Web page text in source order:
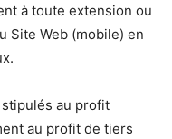
à toute extension ou
Site Web (mobile) en
au profit
au profit de tiers